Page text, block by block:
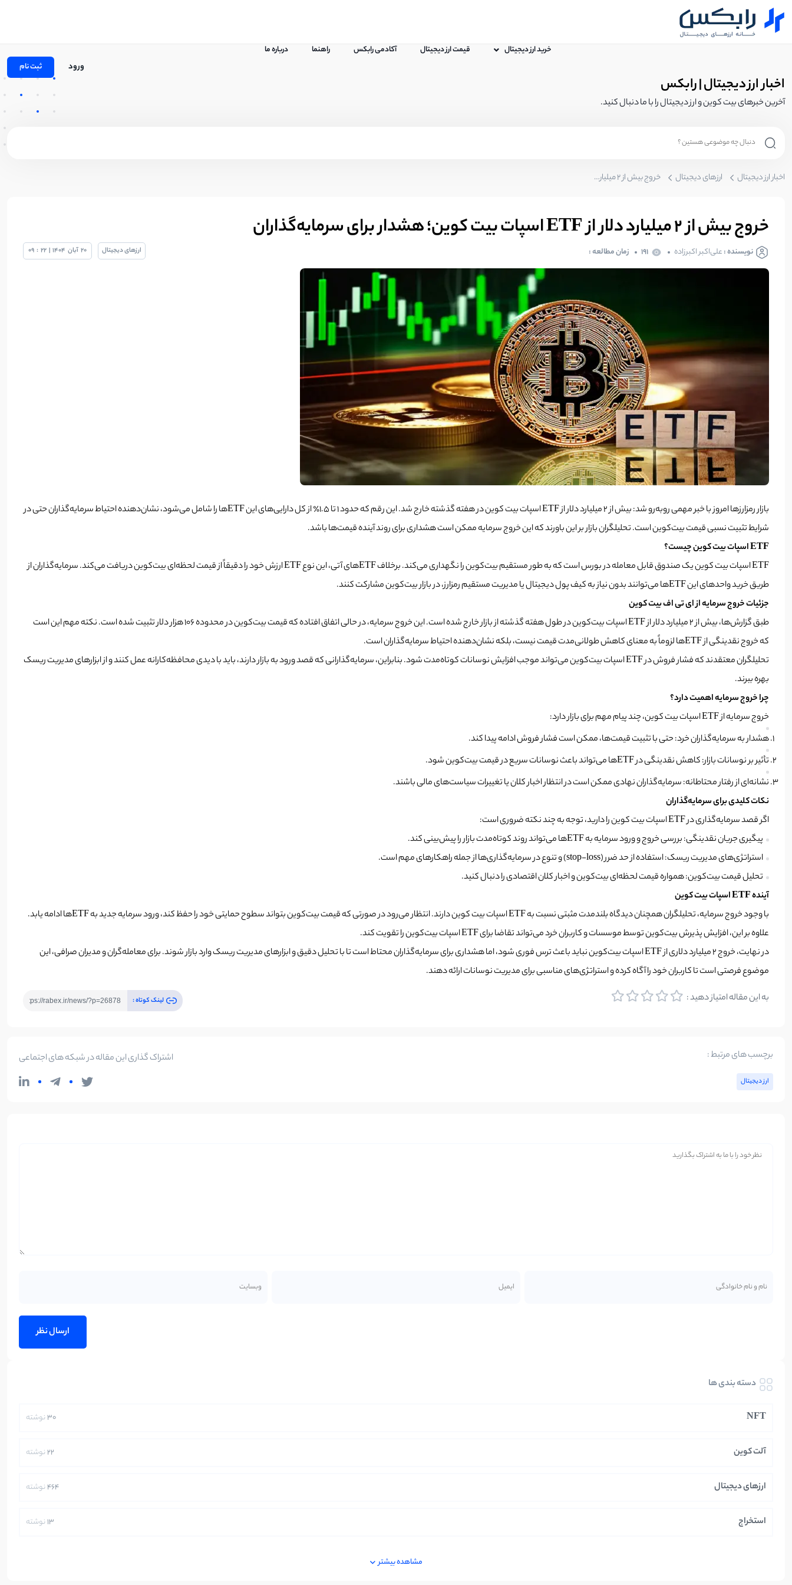
خرید ارز دیجیتال قیمت ارز دیجیتال آکادمی رابکس راهنما درباره ما
ورود ثبت نام
اخبار ارز دیجیتال | رابکس
آخرین خبرهای بیت کوین و ارز دیجیتال را با ما دنبال کنید.
اخبار ارز دیجیتال ارزهای دیجیتال خروج بیش از ۲ میلیارد دلار از ETF اسپات بیت‌ کوین؛ هشدار برای سرمایه‌گذاران
خروج بیش از ۲ میلیارد دلار از ETF اسپات بیت‌ کوین؛ هشدار برای سرمایه‌گذاران
نویسنده :علی‌اکبر اکبرزاده 191 زمان مطالعه : ارزهای دیجیتال 20 آبان 1404
|
22
:
09
بازار رمزارزها امروز با خبر مهمی روبه‌رو شد: بیش از ۲ میلیارد دلار از ETF اسپات بیت‌ کوین در هفته گذشته خارج شد. این رقم که حدود ۱ تا ۱.۵٪ از کل دارایی‌های این ETFها را شامل می‌شود، نشان‌دهنده احتیاط سرمایه‌گذاران حتی در
شرایط تثبیت نسبی قیمت بیت‌کوین است. تحلیلگران بازار بر این باورند که این خروج سرمایه ممکن است هشداری برای روند آینده قیمت‌ها باشد.
ETF اسپات بیت‌ کوین چیست؟
ETF اسپات بیت‌ کوین یک صندوق قابل معامله در بورس است که به طور مستقیم بیت‌کوین را نگهداری می‌کند. برخلاف ETFهای آتی، این نوع ETF ارزش خود را دقیقاً از قیمت لحظه‌ای بیت‌کوین دریافت می‌کند. سرمایه‌گذاران از
طریق خرید واحدهای این ETFها می‌توانند بدون نیاز به کیف پول دیجیتال یا مدیریت مستقیم رمزارز، در بازار بیت‌کوین مشارکت کنند.
جزئیات خروج سرمایه از ای تی اف بیت کوین
طبق گزارش‌ها، بیش از ۲ میلیارد دلار از ETF اسپات بیت‌کوین در طول هفته گذشته از بازار خارج شده است. این خروج سرمایه، در حالی اتفاق افتاده که قیمت بیت‌کوین در محدوده ۱۰۶ هزار دلار تثبیت شده است. نکته مهم این است
که خروج نقدینگی از ETFها لزوماً به معنای کاهش طولانی‌مدت قیمت نیست، بلکه نشان‌دهنده احتیاط سرمایه‌گذاران است.
تحلیلگران معتقدند که فشار فروش در ETF اسپات بیت‌کوین می‌تواند موجب افزایش نوسانات کوتاه‌مدت شود. بنابراین، سرمایه‌گذارانی که قصد ورود به بازار دارند، باید با دیدی محافظه‌کارانه عمل کنند و از ابزارهای مدیریت ریسک
بهره ببرند.
چرا خروج سرمایه اهمیت دارد؟
خروج سرمایه از ETF اسپات بیت‌ کوین، چند پیام مهم برای بازار دارد:
هشدار به سرمایه‌گذاران خرد: حتی با تثبیت قیمت‌ها، ممکن است فشار فروش ادامه پیدا کند.
تأثیر بر نوسانات بازار: کاهش نقدینگی در ETFها می‌تواند باعث نوسانات سریع در قیمت بیت‌کوین شود.
نشانه‌ای از رفتار محتاطانه: سرمایه‌گذاران نهادی ممکن است در انتظار اخبار کلان یا تغییرات سیاست‌های مالی باشند.
نکات کلیدی برای سرمایه‌گذاران
اگر قصد سرمایه‌گذاری در ETF اسپات بیت‌ کوین را دارید، توجه به چند نکته ضروری است:
پیگیری جریان نقدینگی: بررسی خروج و ورود سرمایه به ETFها می‌تواند روند کوتاه‌مدت بازار را پیش‌بینی کند.
استراتژی‌های مدیریت ریسک: استفاده از حد ضرر (stop-loss) و تنوع در سرمایه‌گذاری‌ها از جمله راهکارهای مهم است.
تحلیل قیمت بیت‌کوین: همواره قیمت لحظه‌ای بیت‌کوین و اخبار کلان اقتصادی را دنبال کنید.
آینده ETF اسپات بیت‌ کوین
با وجود خروج سرمایه، تحلیلگران همچنان دیدگاه بلندمدت مثبتی نسبت به ETF اسپات بیت‌ کوین دارند. انتظار می‌رود در صورتی که قیمت بیت‌کوین بتواند سطوح حمایتی خود را حفظ کند، ورود سرمایه جدید به ETFها ادامه یابد.
علاوه بر این، افزایش پذیرش بیت‌کوین توسط موسسات و کاربران خرد می‌تواند تقاضا برای ETF اسپات بیت‌کوین را تقویت کند.
در نهایت، خروج ۲ میلیارد دلاری از ETF اسپات بیت‌کوین نباید باعث ترس فوری شود، اما هشداری برای سرمایه‌گذاران محتاط است تا با تحلیل دقیق و ابزارهای مدیریت ریسک وارد بازار شوند. برای معامله‌گران و مدیران صرافی، این
موضوع فرصتی است تا کاربران خود را آگاه کرده و استراتژی‌های مناسبی برای مدیریت نوسانات ارائه دهند.
به این مقاله امتیاز دهید :
لینک کوتاه :
برچسب های مرتبط :
ارز دیجیتال
اشتراک گذاری این مقاله در شبکه های اجتماعی
دسته بندی ها
NFT
30نوشته
آلت کوین 22نوشته
ارزهای دیجیتال 464نوشته
استخراج 13نوشته
مشاهده بیشتر